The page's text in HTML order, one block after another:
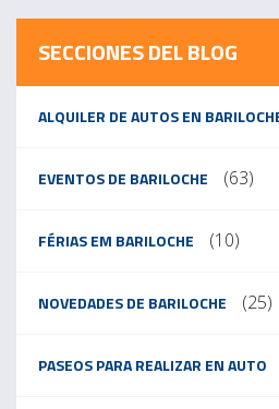
SECCIONES DEL BLOG
ALQUILER DE AUTOS EN
EVENTOS DE BARILOCHE (63)
FÉRIAS EM BARILOCHE (10)
NOVEDADES DE BARILOCHE (25)
PASEOS PARA REALIZAR EN AUTO